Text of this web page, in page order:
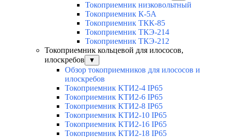
Токоприемник низковольтный
Токоприемник К-5А
Токоприемник ТКК-85
Токоприемник ТКЭ-214
Токоприемник ТКЭ-212
Токоприемник кольцевой для илососов,
илоскребов
▼
Обзор токоприемников для илососов и
илоскребов
Токоприемник КТИ2-4 IP65
Токоприемник КТИ2-6 IP65
Токоприемник КТИ2-8 IP65
Токоприемник КТИ2-10 IP65
Токоприемник КТИ2-16 IP65
Токоприемник КТИ2-18 IP65